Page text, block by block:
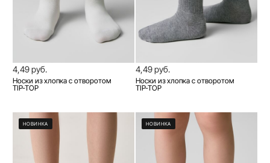
4,49 руб.
Носки из хлопка с отворотом
TIP-TOP
4,49 руб.
Носки из хлопка с отворотом
TIP-TOP
НОВИНКА НОВИНКА